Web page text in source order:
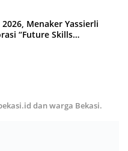
2026, Menaker Yassierli
“Future Skills
dan warga Bekasi.